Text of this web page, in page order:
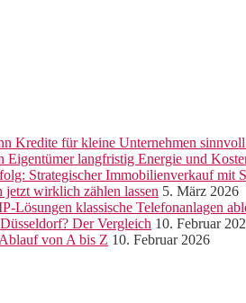
Kredite für kleine Unternehmen
Eigentümer langfristig Energie und
Strategischer Immobilienverkauf mit
jetzt wirklich zählen lassen 5. März 2026
Lösungen klassische Telefonanlagen
Der Vergleich 10. Februar
von A bis Z 10. Februar 2026